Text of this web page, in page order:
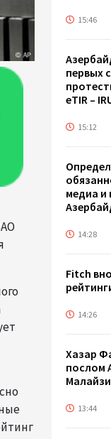
15:46
первых
eTIR –
15:12
медиа
14:28
Fitch
14:26
Хазар
послом
13:44